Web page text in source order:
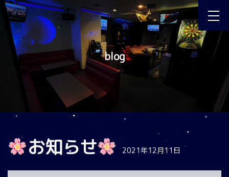
blog
お知らせ 2021年12月11日